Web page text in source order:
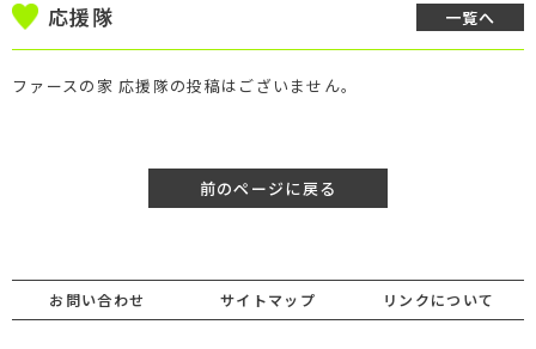
応援隊 一覧へ
ファースの家 応援隊の投稿はございません。
前のページに戻る
お問い合わせ サイトマップ リンクについて